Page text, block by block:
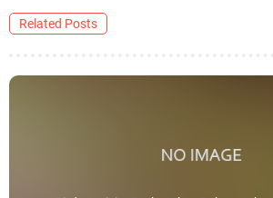
Related Posts